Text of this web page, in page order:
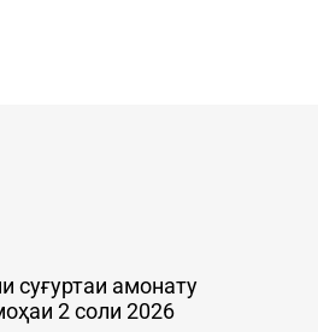
суғуртаи амонату
2 соли 2026